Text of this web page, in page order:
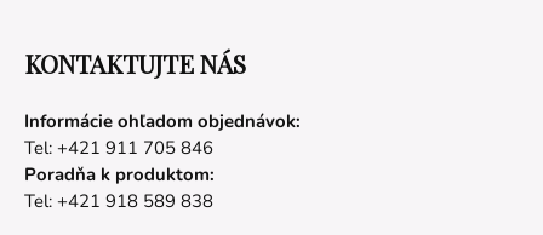
KONTAKTUJTE NÁS
Informácie ohľadom objednávok:
Tel: +421 911 705 846
Poradňa k produktom:
Tel: +421 918 589 838